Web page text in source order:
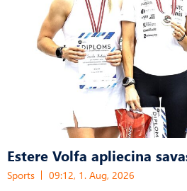
Estere Volfa apliecina
Sports 09:12, 1. Aug, 2026